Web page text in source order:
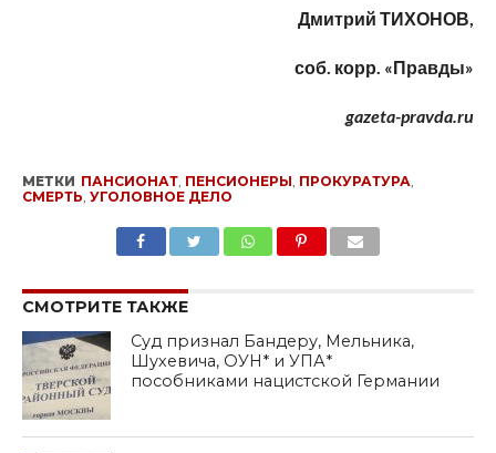
Дмитрий ТИХОНОВ,
соб. корр. «Правды»
gazeta-pravda.ru
МЕТКИ ПАНСИОНАТ, ПЕНСИОНЕРЫ, ПРОКУРАТУРА,
СМЕРТЬ, УГОЛОВНОЕ ДЕЛО
СМОТРИТЕ ТАКЖЕ
Суд признал Бандеру, Мельника,
Шухевича, ОУН* и УПА*
пособниками нацистской Германии